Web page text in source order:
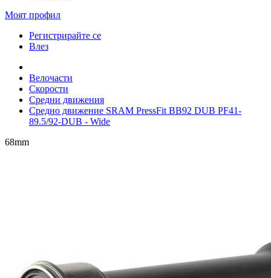
Моят профил
Регистрирайте се
Влез
Велочасти
Скорости
Средни движения
Средно движение SRAM PressFit BB92 DUB PF41-
89.5/92-DUB - Wide
68mm